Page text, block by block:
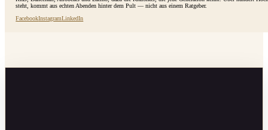
steht, kommt aus echten Abenden hinter dem Pult — nicht aus einem Ratgeber.
FacebookInstagramLinkedIn